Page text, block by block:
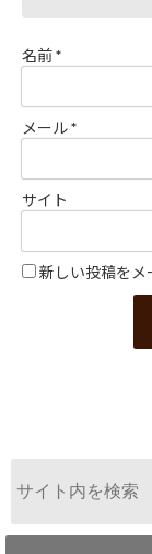
名前*
メール*
サイト
新しい投稿をメ